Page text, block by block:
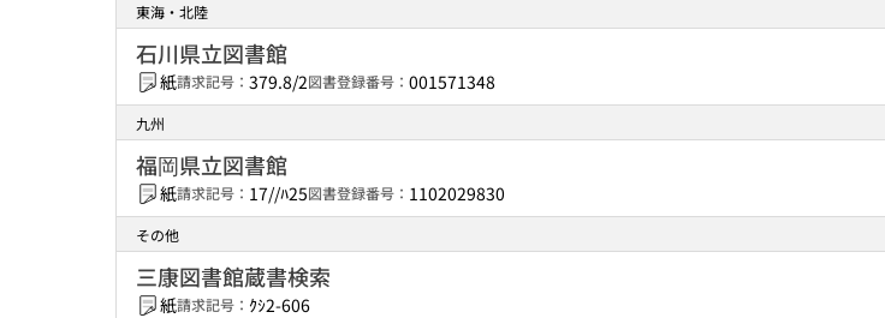
東海・北陸
石川県立図書館
紙請求記号： 379.8/2図書登録番号： 001571348
九州
福岡県立図書館
紙請求記号： 17//ﾊ25図書登録番号： 1102029830
その他
三康図書館蔵書検索
紙請求記号： ｸｼ2-606